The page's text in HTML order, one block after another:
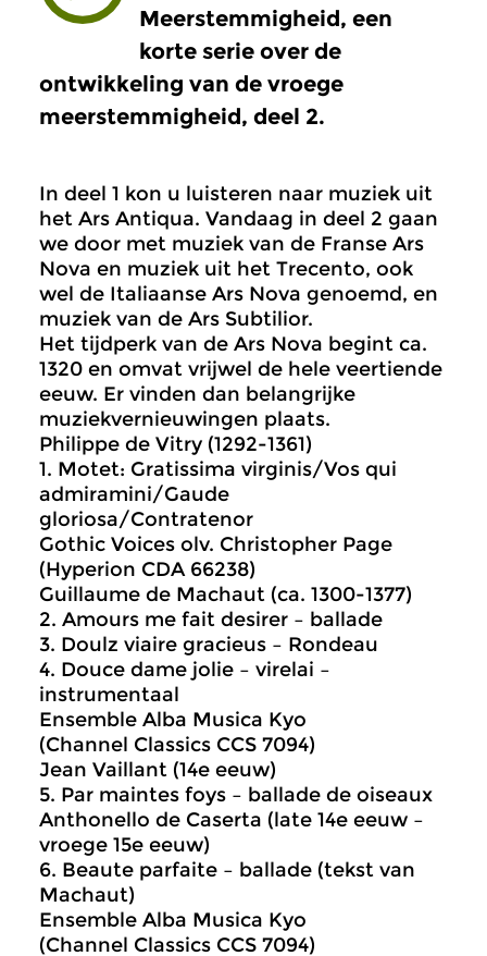
Meerstemmigheid, een
korte serie over de
ontwikkeling van de vroege
meerstemmigheid, deel 2.
In deel 1 kon u luisteren naar muziek uit
het Ars Antiqua. Vandaag in deel 2 gaan
we door met muziek van de Franse Ars
Nova en muziek uit het Trecento, ook
wel de Italiaanse Ars Nova genoemd, en
muziek van de Ars Subtilior.
Het tijdperk van de Ars Nova begint ca.
1320 en omvat vrijwel de hele veertiende
eeuw. Er vinden dan belangrijke
muziekvernieuwingen plaats.
Philippe de Vitry (1292-1361)
1. Motet: Gratissima virginis/Vos qui
admiramini/Gaude
gloriosa/Contratenor
Gothic Voices olv. Christopher Page
(Hyperion CDA 66238)
Guillaume de Machaut (ca. 1300-1377)
2. Amours me fait desirer – ballade
3. Doulz viaire gracieus – Rondeau
4. Douce dame jolie – virelai –
instrumentaal
Ensemble Alba Musica Kyo
(Channel Classics CCS 7094)
Jean Vaillant (14e eeuw)
5. Par maintes foys – ballade de oiseaux
Anthonello de Caserta (late 14e eeuw –
vroege 15e eeuw)
6. Beaute parfaite – ballade (tekst van
Machaut)
Ensemble Alba Musica Kyo
(Channel Classics CCS 7094)